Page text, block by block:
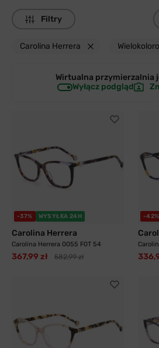
Filtry
Carolina Herrera
Wirtualna przymierzalnia
Wyłącz podgląd
-37% WYSYŁKA 24H
Carolina Herrera
Carolina Herrera 0055 F0T 54
367,99 zł 582,99 zł
-42%